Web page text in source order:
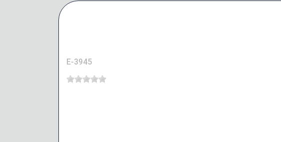
E-3945